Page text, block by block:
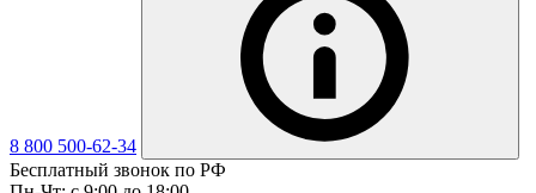
8 800 500-62-34
Бесплатный звонок по РФ